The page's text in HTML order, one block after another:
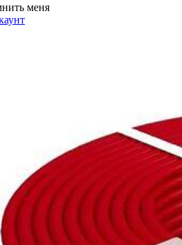
меня